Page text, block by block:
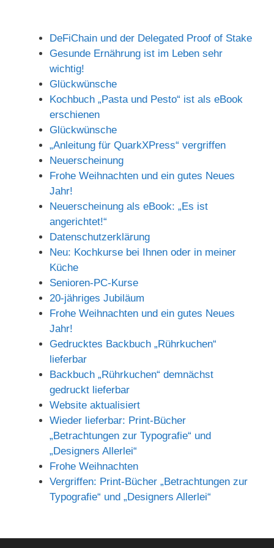
DeFiChain und der Delegated Proof of Stake
Gesunde Ernährung ist im Leben sehr
wichtig!
Glückwünsche
Kochbuch „Pasta und Pesto“ ist als eBook
erschienen
Glückwünsche
„Anleitung für QuarkXPress“ vergriffen
Neuerscheinung
Frohe Weihnachten und ein gutes Neues
Jahr!
Neuerscheinung als eBook: „Es ist
angerichtet!“
Datenschutzerklärung
Neu: Kochkurse bei Ihnen oder in meiner
Küche
Senioren-PC-Kurse
20-jähriges Jubiläum
Frohe Weihnachten und ein gutes Neues
Jahr!
Gedrucktes Backbuch „Rührkuchen“
lieferbar
Backbuch „Rührkuchen“ demnächst
gedruckt lieferbar
Website aktualisiert
Wieder lieferbar: Print-Bücher
„Betrachtungen zur Typografie“ und
„Designers Allerlei“
Frohe Weihnachten
Vergriffen: Print-Bücher „Betrachtungen zur
Typografie“ und „Designers Allerlei“